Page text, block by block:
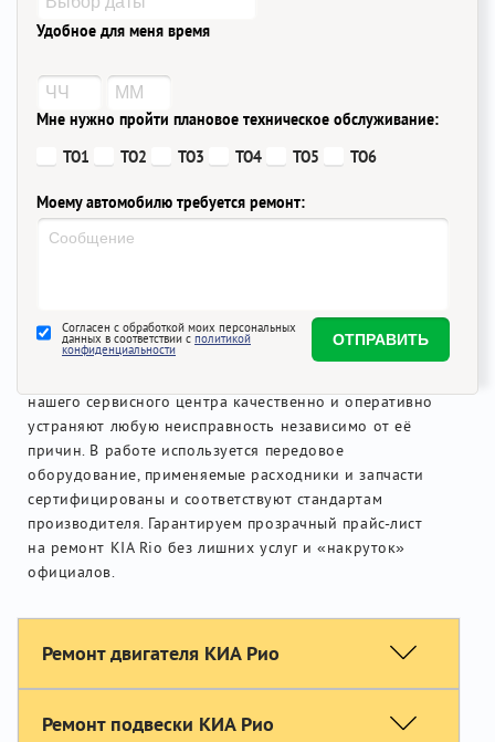
Удобное для меня время
Мне нужно пройти плановое техническое обслуживание:
ТО1
ТО2 ТО3 ТО4 ТО5 ТО6
Моему автомобилю требуется ремонт:
Согласен с обработкой моих персональных
данных в соответствии с политикой
конфиденциальности
рестайлинговую Rio Х-Line, и научились быстро
справляться с «лечением» её «детских болезней»:
грубая работа АКПП;
плавающие обороты холостого хода;
быстрый выход из строя ступичных подшипников
передней оси;
вала рулевой колонки;
маленький ресурс катализатора выхлопной
удалось избавиться. Часто эти «болезни» проявляются
вследствие небрежной езды, плохого качества
нашего сервисного центра качественно и оперативно
устраняют любую неисправность независимо от её
причин. В работе используется передовое
оборудование, применяемые расходники и запчасти
сертифицированы и соответствуют стандартам
производителя. Гарантируем прозрачный прайс-лист
на ремонт KIA Rio без лишних услуг и «накруток»
официалов.
Ремонт двигателя КИА Рио
Ремонт подвески КИА Рио